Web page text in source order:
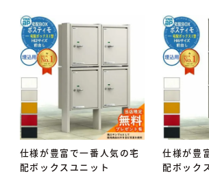
仕様が豊富で一番人気の宅
配ボックスユニット
仕様が豊
配ボック